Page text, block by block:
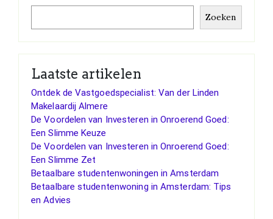
Zoeken
Laatste artikelen
Ontdek de Vastgoedspecialist: Van der Linden
Makelaardij Almere
De Voordelen van Investeren in Onroerend Goed:
Een Slimme Keuze
De Voordelen van Investeren in Onroerend Goed:
Een Slimme Zet
Betaalbare studentenwoningen in Amsterdam
Betaalbare studentenwoning in Amsterdam: Tips
en Advies